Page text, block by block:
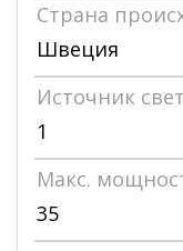
Страна
Швеция
Источник
1
Макс.
35